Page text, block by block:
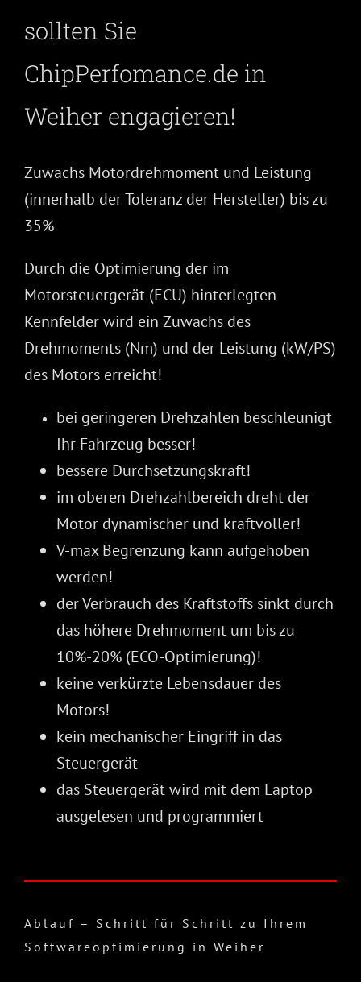
sollten Sie
ChipPerfomance.de in
Weiher engagieren!
Zuwachs Motordrehmoment und Leistung
(innerhalb der Toleranz der Hersteller) bis zu
35%
Durch die Optimierung der im
Motorsteuergerät (ECU) hinterlegten
Kennfelder wird ein Zuwachs des
Drehmoments (Nm) und der Leistung (kW/PS)
des Motors erreicht!
bei geringeren Drehzahlen beschleunigt
Ihr Fahrzeug besser!
bessere Durchsetzungskraft!
im oberen Drehzahlbereich dreht der
Motor dynamischer und kraftvoller!
V-max Begrenzung kann aufgehoben
werden!
der Verbrauch des Kraftstoffs sinkt durch
das höhere Drehmoment um bis zu
10%-20% (ECO-Optimierung)!
keine verkürzte Lebensdauer des
Motors!
kein mechanischer Eingriff in das
Steuergerät
das Steuergerät wird mit dem Laptop
ausgelesen und programmiert
Ablauf – Schritt für Schritt zu Ihrem
Softwareoptimierung in Weiher